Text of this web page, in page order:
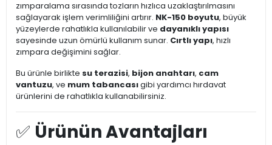
zımparalama sırasında tozların hızlıca uzaklaştırılmasını
sağlayarak işlem verimliliğini artırır. NK-150 boyutu, büyük
yüzeylerde rahatlıkla kullanılabilir ve dayanıklı yapısı
sayesinde uzun ömürlü kullanım sunar. Cırtlı yapı, hızlı
zımpara değişimini sağlar.
Bu ürünle birlikte su terazisi, bijon anahtarı, cam
vantuzu, ve mum tabancasıgibi yardımcı hırdavat
ürünlerini de rahatlıkla kullanabilirsiniz.
✅ Ürünün Avantajları